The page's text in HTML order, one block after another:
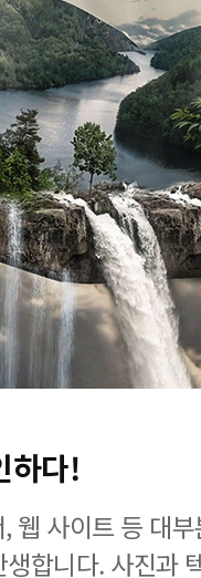
하다!
웹 사이트 등 대
합니다. 사진과